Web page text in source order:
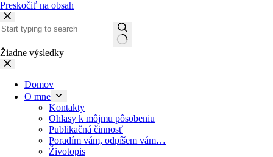
Preskočiť na obsah
Žiadne výsledky
Domov
O mne
Kontakty
Ohlasy k môjmu pôsobeniu
Publikačná činnosť
Poradím vám, odpíšem vám…
Životopis